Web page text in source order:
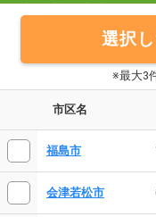
選択
※最大3
市区名
福島市
会津若松市